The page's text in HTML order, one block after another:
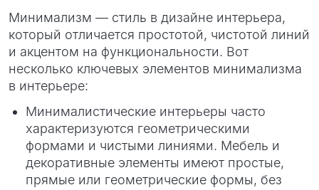
Минимализм — стиль в дизайне интерьера,
который отличается простотой, чистотой линий
и акцентом на функциональности. Вот
несколько ключевых элементов минимализма
в интерьере:
Минималистические интерьеры часто
характеризуются геометрическими
формами и чистыми линиями. Мебель и
декоративные элементы имеют простые,
прямые или геометрические формы, без